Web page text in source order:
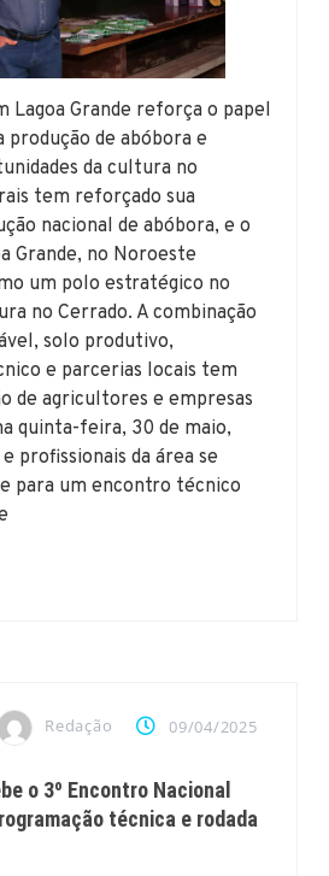
Lagoa Grande reforça o papel
produção de abóbora e
da cultura no
tem reforçado sua
nacional de abóbora, e o
Grande, no Noroeste
um polo estratégico no
no Cerrado. A combinação
solo produtivo,
e parcerias locais tem
de agricultores e empresas
quinta-feira, 30 de maio,
profissionais da área se
para um encontro técnico
Redação 09/04/2025
o 3º Encontro Nacional
técnica e rodada